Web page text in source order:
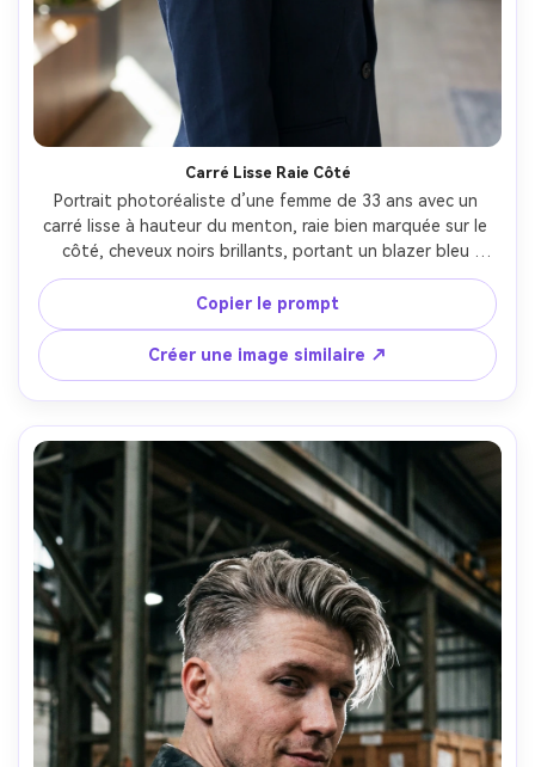
Carré Lisse Raie Côté
Portrait photoréaliste d’une femme de 33 ans avec un
carré lisse à hauteur du menton, raie bien marquée sur le
côté, cheveux noirs brillants, portant un blazer bleu
marine et boucles d’oreilles perles, fond lobby bureau
moderne légèrement flou, lumière de jour douce plus
kicker subtil, Canon EOS R3, 70mm f/2, gros plan moyen,
humeur professionnelle confiante, brillance réaliste sans
aspect plastique, détails peau raffinés, mise au point
nette, haute résolution, étalonnage neutre --ar 4:5
Copier le prompt
Créer une image similaire ↗